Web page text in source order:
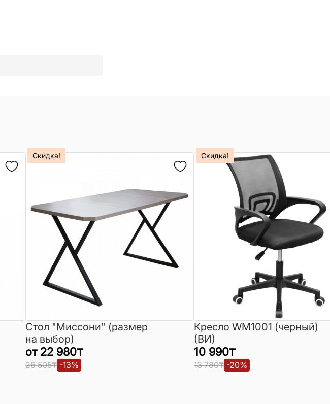
Скидка!
Стол "Миссони" (размер
на выбор)
от 22 980₸
26 505₸ -13%
Скидка!
Кресло WM1001 (черный)
(ВИ)
10 990₸
13 780₸ -20%